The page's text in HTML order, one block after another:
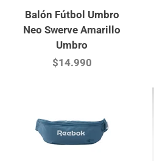
Balón Fútbol Umbro
Neo Swerve Amarillo
Umbro
$14.990